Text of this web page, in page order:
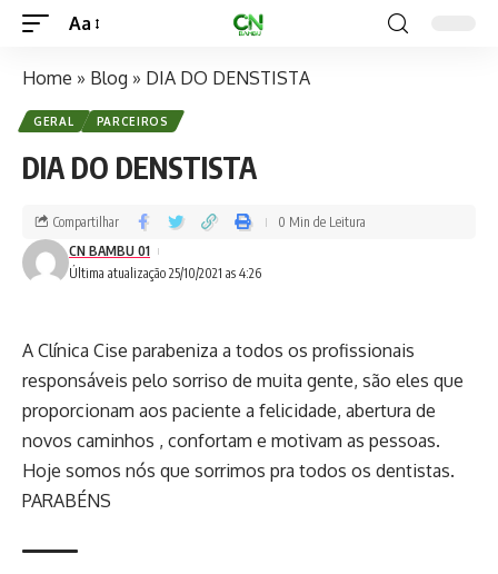
Aa
Home » Blog » DIA DO DENSTISTA
GERAL PARCEIROS
DIA DO DENSTISTA
Última atualização 25/10/2021 as 4:26
CN BAMBU 01
Compartilhar 0 Min de Leitura
A Clínica Cise parabeniza a todos os profissionais
responsáveis pelo sorriso de muita gente, são eles que
proporcionam aos paciente a felicidade, abertura de
novos caminhos , confortam e motivam as pessoas.
Hoje somos nós que sorrimos pra todos os dentistas.
PARABÉNS